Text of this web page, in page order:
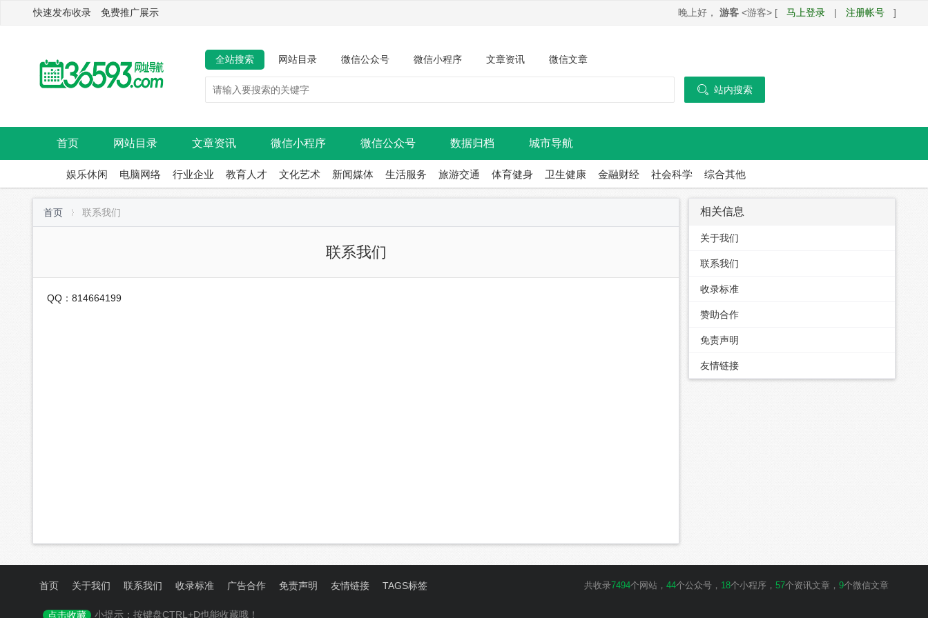
快速发布收录 免费推广展示 晚上好， 游客 <游客> [ 马上登录 | 注册帐号 ]
全站搜索 网站目录 微信公众号 微信小程序 文章资讯 微信文章
 站内搜索
首页 网站目录 文章资讯 微信小程序 微信公众号 数据归档 城市导航
娱乐休闲 电脑网络 行业企业 教育人才 文化艺术 新闻媒体 生活服务 旅游交通 体育健身 卫生健康 金融财经 社会科学 综合其他
首页 联系我们
联系我们
QQ：814664199
相关信息
关于我们
联系我们
收录标准
赞助合作
免责声明
友情链接
共收录7494个网站， 44个公众号， 18个小程序， 57个资讯文章， 9个微信文章
首页 关于我们 联系我们 收录标准 广告合作 免责声明 友情链接 TAGS标签
点击收藏 小提示：按键盘CTRL+D也能收藏哦！